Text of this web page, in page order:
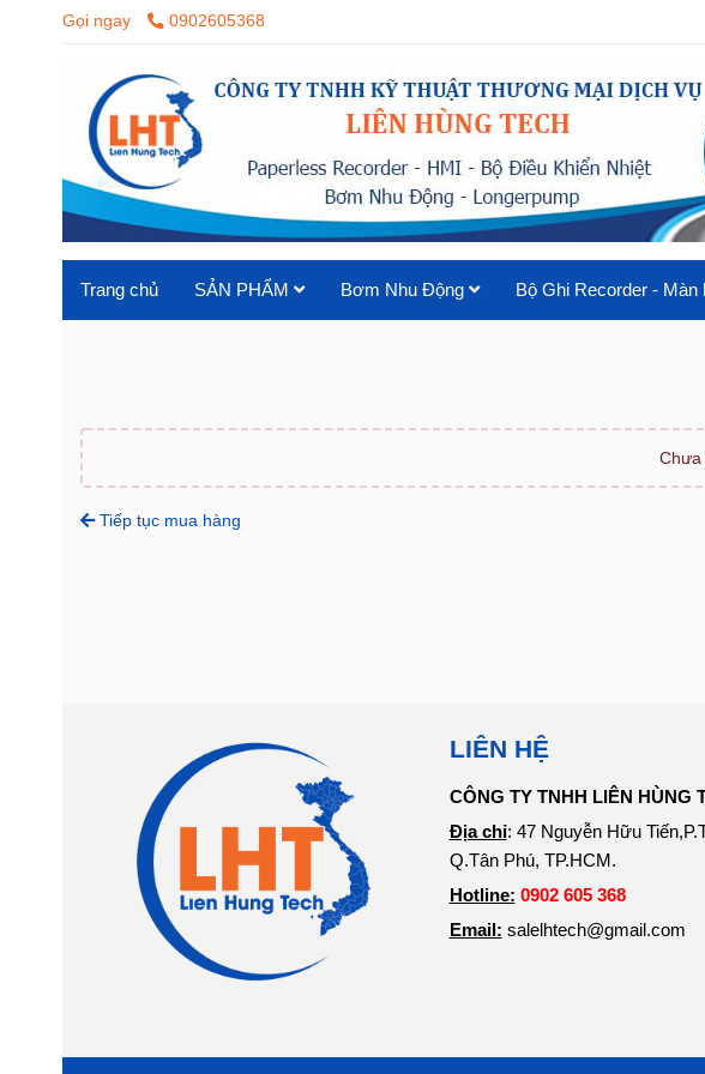
Gọi ngay 0902605368
Trang chủ SẢN PHẨM Bơm Nhu Động Bộ Ghi Recorder - Màn
Chưa
Tiếp tục mua hàng
LIÊN HỆ
CÔNG TY TNHH LIÊN HÙNG
Địa chỉ: 47 Nguyễn Hữu
Q.Tân Phú, TP.HCM.
Hotline: 0902 605 368
Email: salelhtech@gmail.com